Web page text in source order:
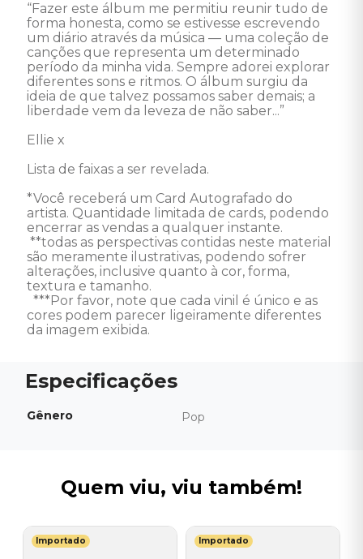
“Fazer este álbum me permitiu reunir tudo de
forma honesta, como se estivesse escrevendo
um diário através da música — uma coleção de
canções que representa um determinado
período da minha vida. Sempre adorei explorar
diferentes sons e ritmos. O álbum surgiu da
ideia de que talvez possamos saber demais; a
liberdade vem da leveza de não saber...”
Ellie x
Lista de faixas a ser revelada.
*Você receberá um Card Autografado do
artista. Quantidade limitada de cards, podendo
encerrar as vendas a qualquer instante.
são meramente ilustrativas, podendo sofrer
alterações, inclusive quanto à cor, forma,
textura e tamanho.
cores podem parecer ligeiramente diferentes
da imagem exibida.
Gênero Pop
Quem viu, viu também!
Importado Importado